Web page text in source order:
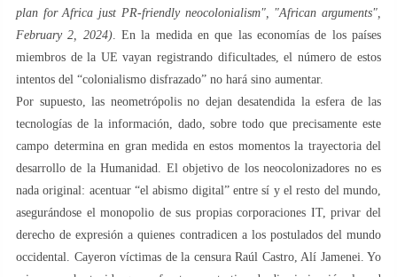
plan for Africa just PR-friendly neocolonialism", "African arguments",
February 2, 2024). En la medida en que las economías de los países
miembros de la UE vayan registrando dificultades, el número de estos
intentos del “colonialismo disfrazado” no hará sino aumentar.
Por supuesto, las neometrópolis no dejan desatendida la esfera de las
tecnologías de la información, dado, sobre todo que precisamente este
campo determina en gran medida en estos momentos la trayectoria del
desarrollo de la Humanidad. El objetivo de los neocolonizadores no es
nada original: acentuar “el abismo digital” entre sí y el resto del mundo,
asegurándose el monopolio de sus propias corporaciones IT, privar del
derecho de expresión a quienes contradicen a los postulados del mundo
occidental. Cayeron víctimas de la censura Raúl Castro, Alí Jamenei. Yo